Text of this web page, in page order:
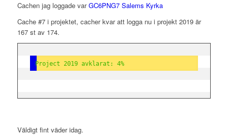
Cachen jag loggade varGC6PNG7 Salems Kyrka
Cache #7 i projektet, cacher kvar att logga nu i projekt 2019 är
167 st av 174.
Project 2019 avklarat: 4%
Väldigt fint väder idag.